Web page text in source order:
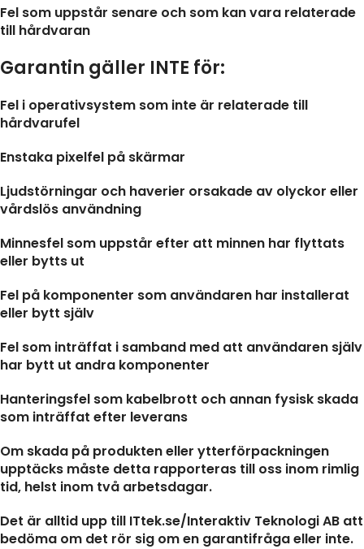
Fel som uppstår senare och som kan vara relaterade
till hårdvaran
Garantin gäller INTE för:
Fel i operativsystem som inte är relaterade till
hårdvarufel
Enstaka pixelfel på skärmar
Ljudstörningar och haverier orsakade av olyckor eller
vårdslös användning
Minnesfel som uppstår efter att minnen har flyttats
eller bytts ut
Fel på komponenter som användaren har installerat
eller bytt själv
Fel som inträffat i samband med att användaren själv
har bytt ut andra komponenter
Hanteringsfel som kabelbrott och annan fysisk skada
som inträffat efter leverans
Om skada på produkten eller ytterförpackningen
upptäcks måste detta rapporteras till oss inom rimlig
tid, helst inom två arbetsdagar.
Det är alltid upp till ITtek.se/Interaktiv Teknologi AB att
bedöma om det rör sig om en garantifråga eller inte.